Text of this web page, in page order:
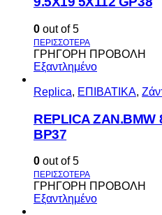
0 out of 5
ΓΡΗΓΟΡΗ ΠΡΟΒΟΛΗ
Εξαντλημένο
Replica, ΕΠΙΒΑΤΙΚΑ,
REPLICA ZAN.BMW
BP37
0 out of 5
ΓΡΗΓΟΡΗ ΠΡΟΒΟΛΗ
Εξαντλημένο